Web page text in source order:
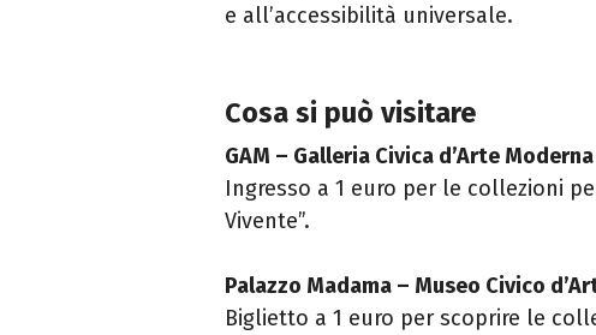
e all’accessibilità universale.
Cosa si può visitare
GAM – Galleria Civica d’Arte
Ingresso a 1 euro per le collezioni
Vivente”.
Palazzo Madama – Museo Civico
Biglietto a 1 euro per scoprire le